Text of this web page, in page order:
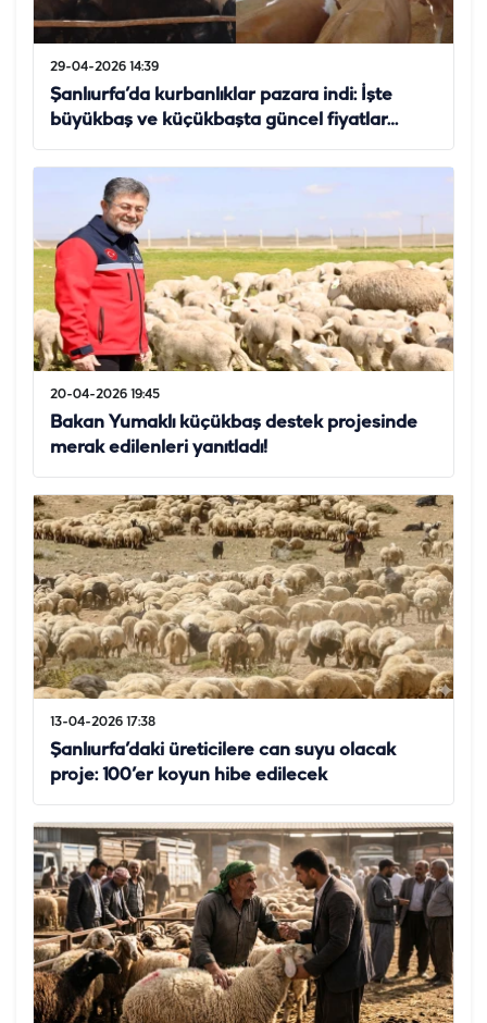
29-04-2026 14:39
Şanlıurfa’da kurbanlıklar pazara indi: İşte
büyükbaş ve küçükbaşta güncel fiyatlar…
20-04-2026 19:45
Bakan Yumaklı küçükbaş destek projesinde
merak edilenleri yanıtladı!
13-04-2026 17:38
Şanlıurfa’daki üreticilere can suyu olacak
proje: 100’er koyun hibe edilecek